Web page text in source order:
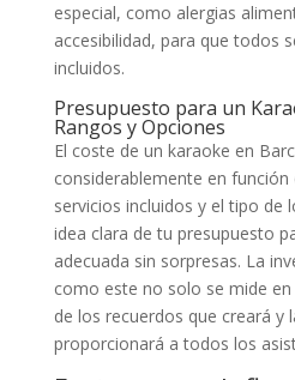
especial, como alergias
accesibilidad, para que todos
incluidos.
Presupuesto para un
Rangos y Opciones
El coste de un karaoke en
considerablemente en función
servicios incluidos y el tipo de
idea clara de tu presupuesto
adecuada sin sorpresas. La
como este no solo se mide
de los recuerdos que creará y
proporcionará a todos los